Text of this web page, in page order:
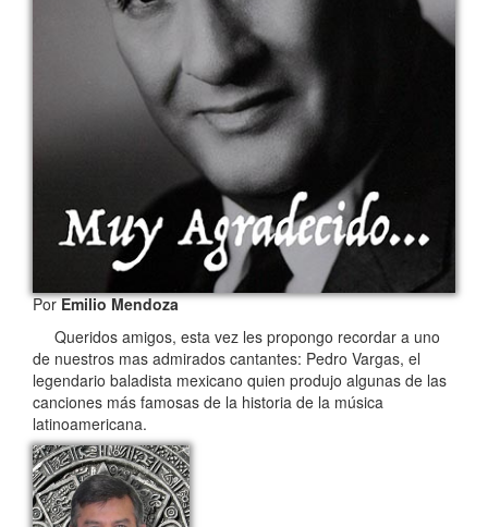
PorEmilio Mendoza
Queridos amigos, esta vez les propongo recordar a uno
de nuestros mas admirados cantantes: Pedro Vargas, el
legendario baladista mexicano quien produjo algunas de las
canciones más famosas de la historia de la música
latinoamericana.